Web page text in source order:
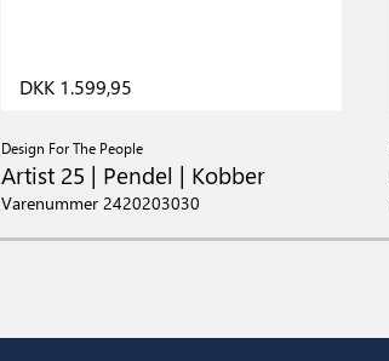
DKK 1.599,95
Design For The People
Artist 25 | Pendel | Kobber
Varenummer 2420203030